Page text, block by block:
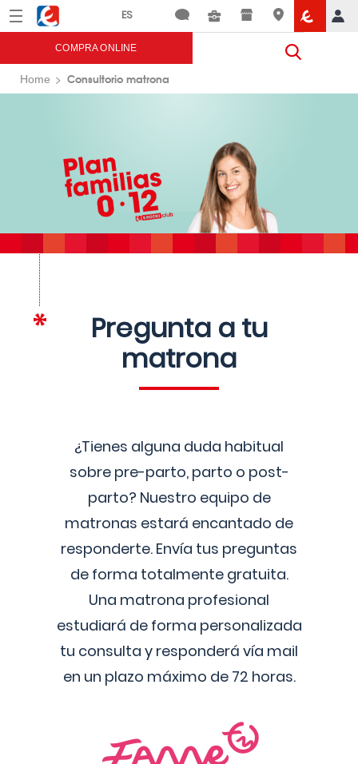
Menú Eroski
COMPRA ONLINE
Home Consultorio matrona
Pregunta a tu
matrona
¿Tienes alguna duda habitual
sobre pre-parto, parto o post-
parto? Nuestro equipo de
matronas estará encantado de
responderte. Envía tus preguntas
de forma totalmente gratuita.
Una matrona profesional
estudiará de forma personalizada
tu consulta y responderá vía mail
en un plazo máximo de 72 horas.